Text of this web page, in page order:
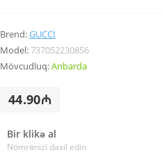
Brend:GUCCI
Model:737052230856
Mövcudluq:Anbarda
44.90₼
Bir klikə al
Nömrənizi daxil edin